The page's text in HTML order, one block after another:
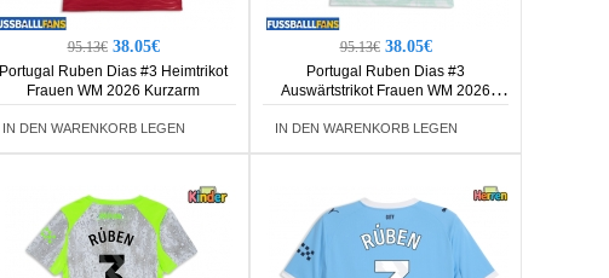
95.13€ 38.05€
Portugal Ruben Dias #3 Heimtrikot
Frauen WM 2026 Kurzarm
IN DEN WARENKORB LEGEN
95.13€ 38.05€
Portugal Ruben Dias #3
Auswärtstrikot Frauen WM 2026
Kurzarm
IN DEN WARENKORB LEGEN